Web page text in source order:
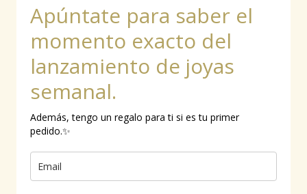
o
k
r
m
Apúntate para saber el
momento exacto del
lanzamiento de joyas
semanal.
Además, tengo un regalo para ti si es tu primer
pedido.✨